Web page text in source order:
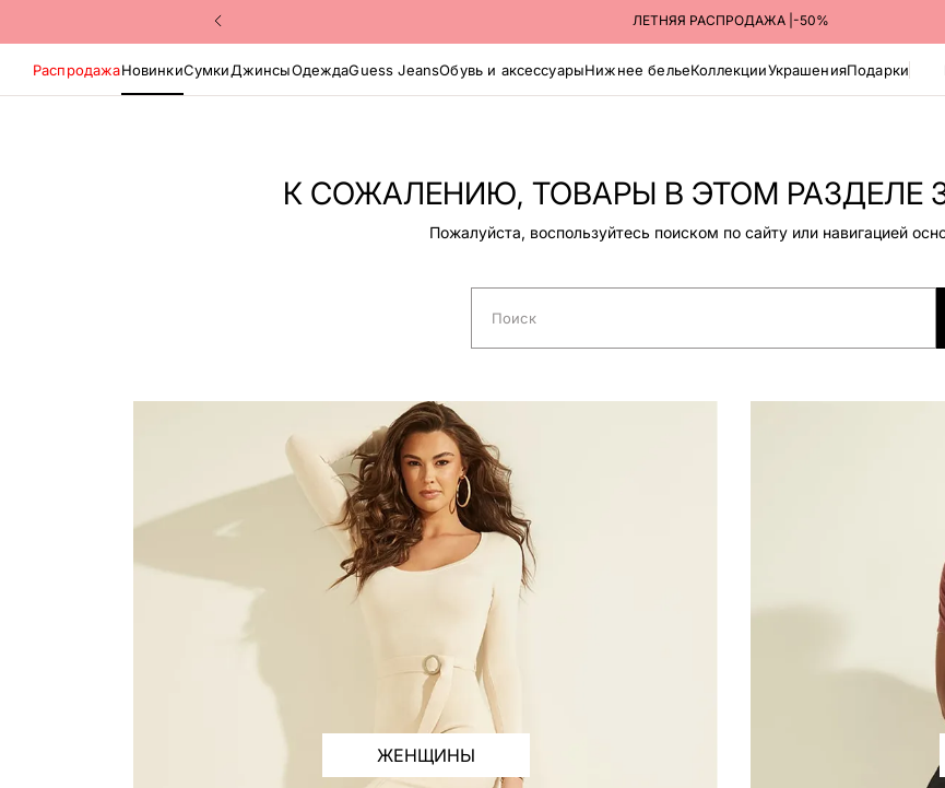
ЛЕТНЯЯ РАСПРОДАЖА |-50%
РаспродажаНовинкиСумкиДжинсыОдеждаGuess JeansОбувь и аксессуарыНижнее бельеКоллекцииУкрашенияПодарки
К СОЖАЛЕНИЮ, ТОВАРЫ В ЭТОМ РАЗДЕЛЕ
Пожалуйста, воспользуйтесь поиском по сайту или навигацией
Поиск
ЖЕНЩИНЫ